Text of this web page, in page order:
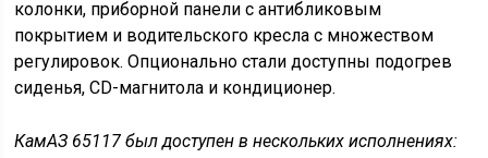
нагрузка на переднюю ось – 6000 кг;
нагрузка на заднюю ось – 18000 кг;
грузоподъемность – 14500 кг;